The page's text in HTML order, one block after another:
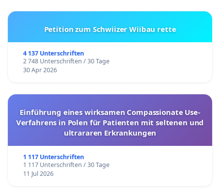
Petition zum Schwiizer Wiibau rette
4 137 Unterschriften
2 748 Unterschriften / 30 Tage
30 Apr 2026
Einführung eines wirksamen Compassionate Use-
Verfahrens in Polen für Patienten mit seltenen und
ultrararen Erkrankungen
1 117 Unterschriften
1 117 Unterschriften / 30 Tage
11 Jul 2026